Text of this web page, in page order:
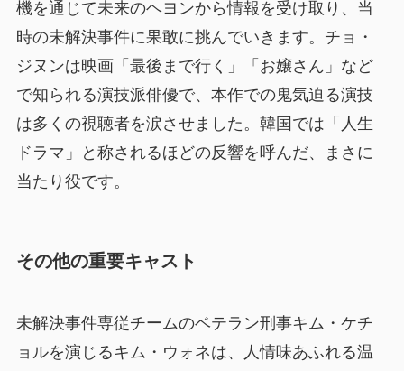
機を通じて未来のヘヨンから情報を受け取り、当
時の未解決事件に果敢に挑んでいきます。チョ・
ジヌンは映画「最後まで行く」「お嬢さん」など
で知られる演技派俳優で、本作での鬼気迫る演技
は多くの視聴者を涙させました。韓国では「人生
ドラマ」と称されるほどの反響を呼んだ、まさに
当たり役です。
その他の重要キャスト
未解決事件専従チームのベテラン刑事キム・ケチ
ョルを演じるキム・ウォネは、人情味あふれる温